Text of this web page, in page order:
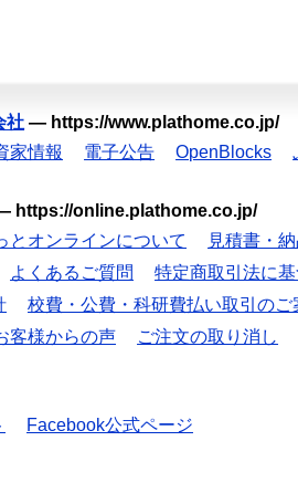
社 — https://www.plathome.co.jp/
家情報 電子公告 OpenBlocks
https://online.plathome.co.jp/
とオンラインについて
見積書・
よくあるご質問
特定商取引法に
校費・公費・科研費払い取引のご
客様からの声 ご注文の取り消し
Facebook公式ページ